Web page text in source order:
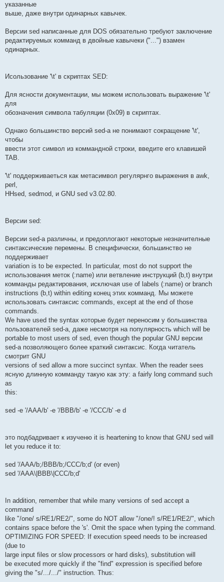
указанные
выше, даже внутри одинарных кавычек.
Версии sed написанные для DOS обязательно требуют заключение
редактируемых комманд в двойные кавычеки ("...") взамен
одинарных.
Исользование '\t' в скриптах SED:
Для ясности документации, мы можем использовать выражение '\t'
для
обозначения символа табуляции (0x09) в скриптах.
Однако большинство версий sed-а не понимают сокращение '\t',
чтобы
ввести этот символ из коммандной строки, введите его клавишей
TAB.
'\t' поддерживаеться как метасимвол регулярнго выражения в awk,
perl,
HHsed, sedmod, и GNU sed v3.02.80.
Версии sed:
Версии sed-а различны, и предоплогают некоторые незначителные
синтаксические перемены. В специфически, большинство не
поддерживает
variation is to be expected. In particular, most do not support the
использования меток (:name) или ветвление инструкций (b,t) внутри
комманды редактирования, исключая use of labels (:name) or branch
instructions (b,t) within editing конец этих комманд. Мы можете
использовать синтаксис commands, except at the end of those
commands.
We have used the syntax которые будет переносим у большинства
пользователей sed-а, даже несмотря на популярность which will be
portable to most users of sed, even though the popular GNU версии
sed-а позволяющего более краткий синтаксис. Когда читатель
смотрит GNU
versions of sed allow a more succinct syntax. When the reader sees
ясную длинную комманду такую как эту: a fairly long command such
as
this:
sed -e '/AAA/b' -e '/BBB/b' -e '/CCC/b' -e d
это подбадривает к изученю it is heartening to know that GNU sed will
let you reduce it to:
sed '/AAA/b;/BBB/b;/CCC/b;d' (or even)
sed '/AAA\|BBB\|CCC/b;d'
In addition, remember that while many versions of sed accept a
command
like "/one/ s/RE1/RE2/", some do NOT allow "/one/! s/RE1/RE2/", which
contains space before the 's'. Omit the space when typing the command.
OPTIMIZING FOR SPEED: If execution speed needs to be increased
(due to
large input files or slow processors or hard disks), substitution will
be executed more quickly if the "find" expression is specified before
giving the "s/.../.../" instruction. Thus: